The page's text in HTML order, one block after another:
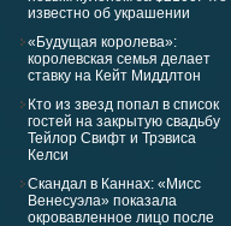
известно об украшении
«Будущая королева»:
королевская семья делает
ставку на Кейт Миддлтон
Кто из звезд попал в список
гостей на закрытую свадьбу
Тейлор Свифт и Трэвиса
Келси
Скандал в Каннах: «Мисс
Венесуэла» показала
окровавленное лицо после